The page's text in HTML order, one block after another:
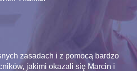
zasadach i z pomocą bardzo
jakimi okazali się Marcin i